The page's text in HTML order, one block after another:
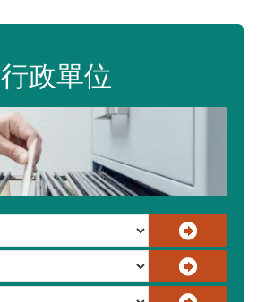
行政單位